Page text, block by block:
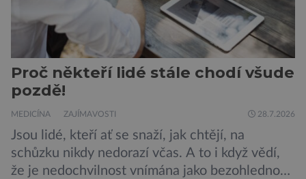
Proč někteří lidé stále chodí všude
pozdě!
MEDICÍNA ZAJÍMAVOSTI 28.7.2026
Jsou lidé, kteří ať se snaží, jak chtějí, na
schůzku nikdy nedorazí včas. A to i když vědí,
že je nedochvilnost vnímána jako bezohlednost